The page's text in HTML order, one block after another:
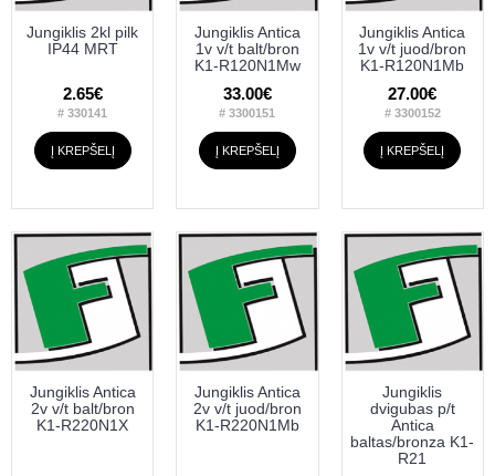
Jungiklis 2kl pilk
IP44 MRT
2.65€
# 330141
Į KREPŠELĮ
Jungiklis Antica
1v v/t balt/bron
K1-R120N1Mw
33.00€
# 3300151
Į KREPŠELĮ
Jungiklis Antica
1v v/t juod/bron
K1-R120N1Mb
27.00€
# 3300152
Į KREPŠELĮ
Jungiklis Antica
2v v/t balt/bron
K1-R220N1X
Jungiklis Antica
2v v/t juod/bron
K1-R220N1Mb
Jungiklis
dvigubas p/t
Antica
baltas/bronza K1-
R21